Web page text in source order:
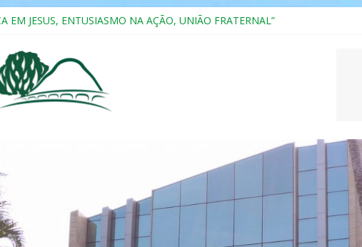
EM JESUS, ENTUSIASMO NA AÇÃO, UNIÃO FRATERNAL”
Inclusão, Ensino e Relacionamento com Pessoas Atípicas
DE CASAIS